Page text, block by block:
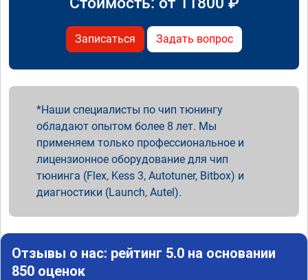
Записаться Задать вопрос
Наши специалисты по чип тюнингу
обладают опытом более 8 лет. Мы
применяем только профессиональное и
лицензионное оборудование для чип
тюнинга (Flex, Kess 3, Autotuner, Bitbox) и
диагностики (Launch, Autel).
Отзывы о нас: рейтинг 5.0 на основании
850 оценок